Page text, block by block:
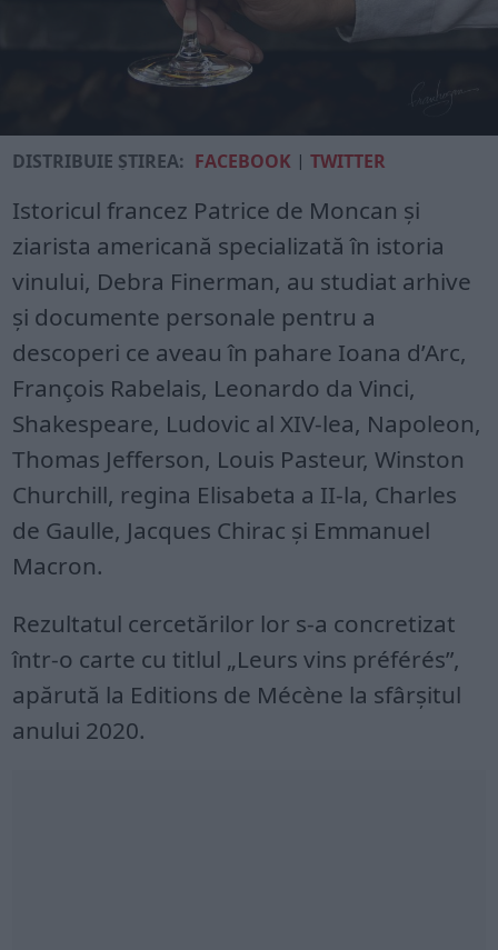
DISTRIBUIE ȘTIREA: FACEBOOK |TWITTER
Istoricul francez Patrice de Moncan și
ziarista americană specializată în istoria
vinului, Debra Finerman, au studiat arhive
și documente personale pentru a
descoperi ce aveau în pahare Ioana d’Arc,
François Rabelais, Leonardo da Vinci,
Shakespeare, Ludovic al XIV-lea, Napoleon,
Thomas Jefferson, Louis Pasteur, Winston
Churchill, regina Elisabeta a II-la, Charles
de Gaulle, Jacques Chirac și Emmanuel
Macron.
Rezultatul cercetărilor lor s-a concretizat
într-o carte cu titlul „Leurs vins préférés”,
apărută la Editions de Mécène la sfârșitul
anului 2020.